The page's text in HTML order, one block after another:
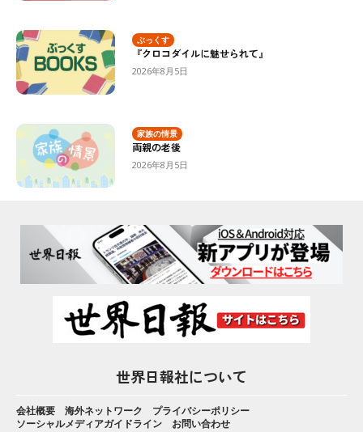
ぶっくす
『クロコダイルに魅せられて』
2026年8月5日
家族の情景
両親の老後
2026年8月5日
世界日報社について
会社概要 海外ネットワーク
プライバシーポリシー
ソーシャルメディアガイドライン
お問い合わせ